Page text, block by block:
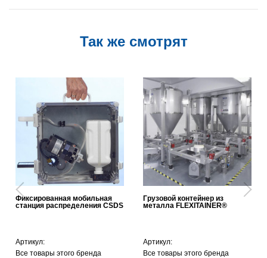
Так же смотрят
Фиксированная мобильная
станция распределения CSDS
Артикул:
Все товары этого бренда
Грузовой контейнер из
металла FLEXITAINER®
Артикул:
Все товары этого бренда